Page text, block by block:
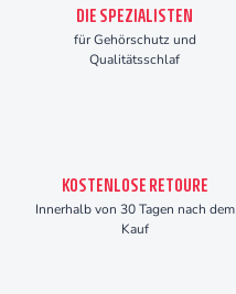
DIE SPEZIALISTEN
für Gehörschutz und
Qualitätsschlaf
KOSTENLOSE RETOURE
Innerhalb von 30 Tagen nach dem
Kauf